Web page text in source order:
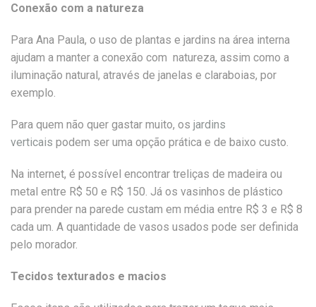
Conexão com a natureza
Para Ana Paula, o uso de plantas e jardins na área interna
ajudam a manter a conexão com natureza, assim como a
iluminação natural, através de janelas e claraboias, por
exemplo.
Para quem não quer gastar muito, os jardins
verticais podem ser uma opção prática e de baixo custo.
Na internet, é possível encontrar treliças de madeira ou
metal entre R$ 50 e R$ 150. Já os vasinhos de plástico
para prender na parede custam em média entre R$ 3 e R$ 8
cada um. A quantidade de vasos usados pode ser definida
pelo morador.
Tecidos texturados e macios